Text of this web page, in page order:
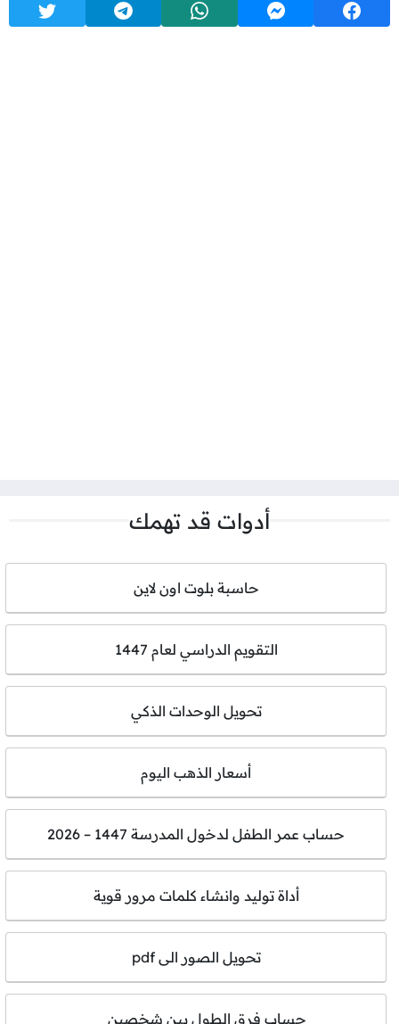
أدوات قد تهمك
حاسبة بلوت اون لاين
التقويم الدراسي لعام 1447
تحويل الوحدات الذكي
أسعار الذهب اليوم
حساب عمر الطفل لدخول المدرسة 1447 – 2026
أداة توليد وانشاء كلمات مرور قوية
تحويل الصور الى pdf
حساب فرق الطول بين شخصين